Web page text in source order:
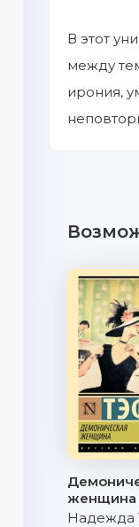
В этот
между
ирония,
женщина
Надежда